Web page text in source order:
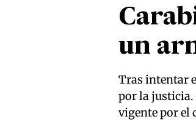
un
Tras intentar
por la justicia.
vigente por el